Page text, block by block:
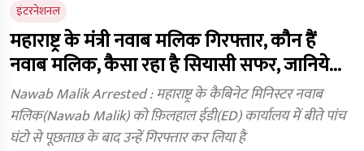
इंटरनेशनल
महाराष्ट्र के मंत्री नवाब मलिक गिरफ्तार, कौन हैं
नवाब मलिक, कैसा रहा है सियासी सफर, जानिये...
Nawab Malik Arrested : महाराष्ट्र के कैबिनेट मिनिस्टर नवाब
मलिक(Nawab Malik) को फ़िलहाल ईडी(ED) कार्यालय में बीते पांच
घंटो से पूछताछ के बाद उन्हें गिरफ्तार कर लिया है